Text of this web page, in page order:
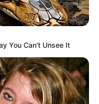
You Can't Unsee It